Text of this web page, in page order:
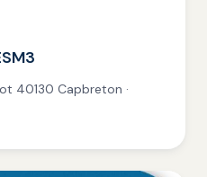
40130 Capbreton ·